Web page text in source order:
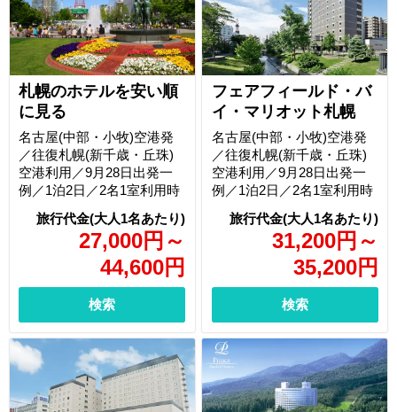
札幌のホテルを安い順
に見る
27,000円 ～
44,600円
名古屋(中部・小牧)空港発
／往復札幌(新千歳・丘珠)
空港利用／9月28日出発一
例／1泊2日／2名1室利用時
検索
フェアフィールド・バ
イ・マリオット札幌
31,200円 ～
35,200円
名古屋(中部・小牧)空港発
／往復札幌(新千歳・丘珠)
空港利用／9月28日出発一
例／1泊2日／2名1室利用時
検索